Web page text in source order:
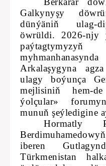
Galkynyşy
dünýäniň ulag-
öwrüldi. 2026-njy
Arkalaşygyna
ulagy boýunça
mejlisiniň hem-
ýolçular»
munuň şeýledigine
Hormatly
iberen
Türkmenistan